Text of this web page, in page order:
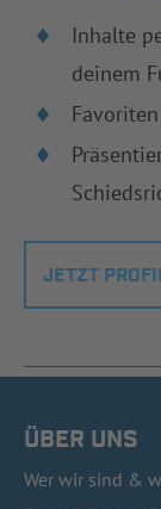
Inhalte
deinem
JETZT
ÜBER UNS
Wer wir sind &